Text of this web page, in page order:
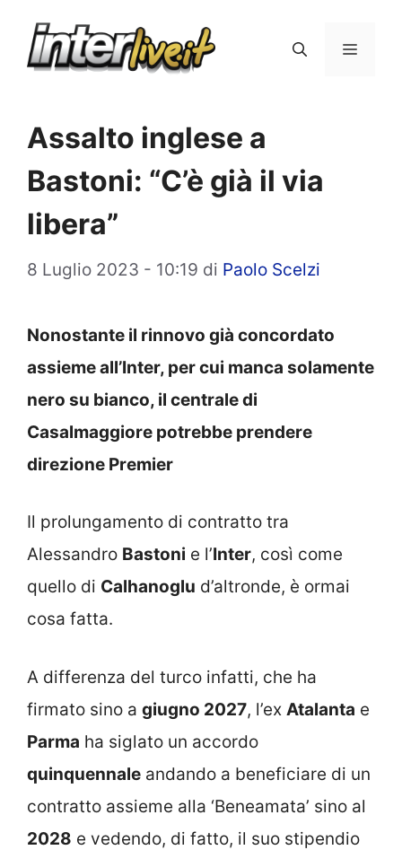
Menu
Assalto inglese a
Bastoni: “C’è già il via
libera”
8 Luglio 2023 - 10:19 di Paolo Scelzi
Nonostante il rinnovo già concordato
assieme all’Inter, per cui manca solamente
nero su bianco, il centrale di
Casalmaggiore potrebbe prendere
direzione Premier
Il prolungamento di contratto tra
Alessandro Bastoni e l’Inter, così come
quello di Calhanoglu d’altronde, è ormai
cosa fatta.
A differenza del turco infatti, che ha
firmato sino a giugno 2027, l’ex Atalanta e
Parma ha siglato un accordo
quinquennale andando a beneficiare di un
contratto assieme alla ‘Beneamata’ sino al
2028 e vedendo, di fatto, il suo stipendio